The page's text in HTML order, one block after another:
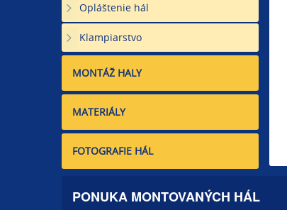
Opláštenie hál
Klampiarstvo
MONTÁŽ HALY
MATERIÁLY
FOTOGRAFIE HÁL
PONUKA MONTOVANÝCH HÁL